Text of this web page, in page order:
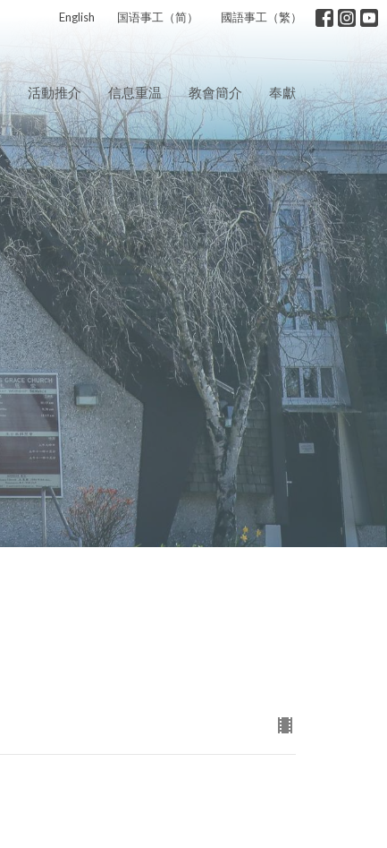
English 国语事工（简） 國語事工（繁）
活動推介 信息重温 教會簡介 奉獻